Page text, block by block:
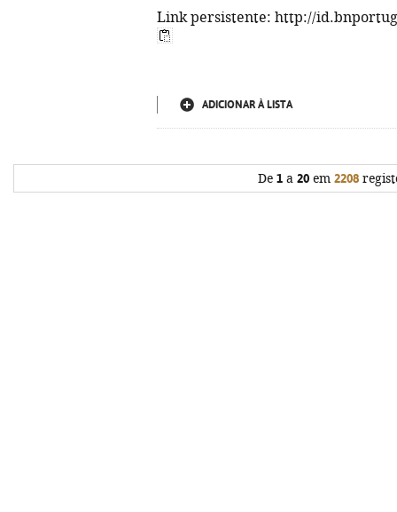
Link persistente: http://
ADICIONAR À LISTA
De 1a 20em 2208